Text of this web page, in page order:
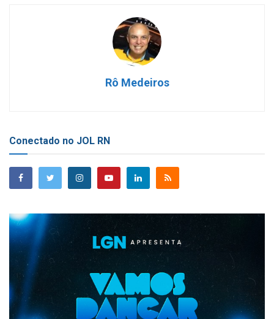
Rô Medeiros
Conectado no JOL RN